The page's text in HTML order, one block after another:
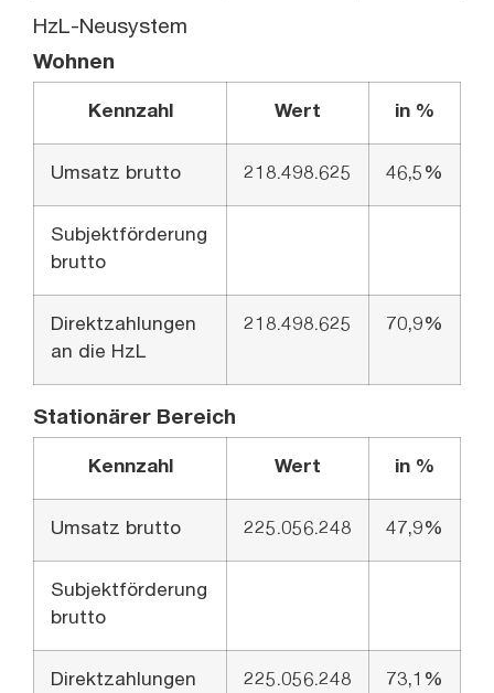
HzL-Neusystem
Wohnen
Kennzahl Wert in %
Umsatz brutto 218.498.625 46,5%
Subjektförderung
brutto
Direktzahlungen
an die HzL
218.498.625 70,9%
Stationärer Bereich
Kennzahl Wert in %
Umsatz brutto 225.056.248 47,9%
Subjektförderung
brutto
Direktzahlungen
225.056.248 73,1%